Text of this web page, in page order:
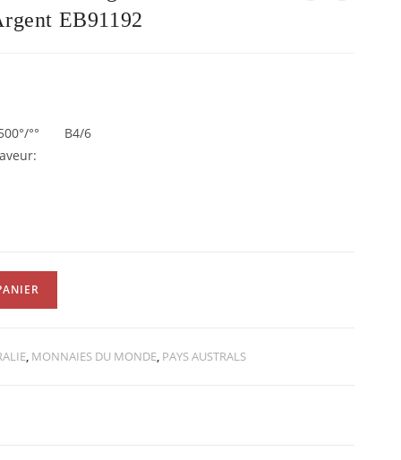
EB91192
°° B4/6
, MONNAIES DU MONDE, PAYS AUSTRALS